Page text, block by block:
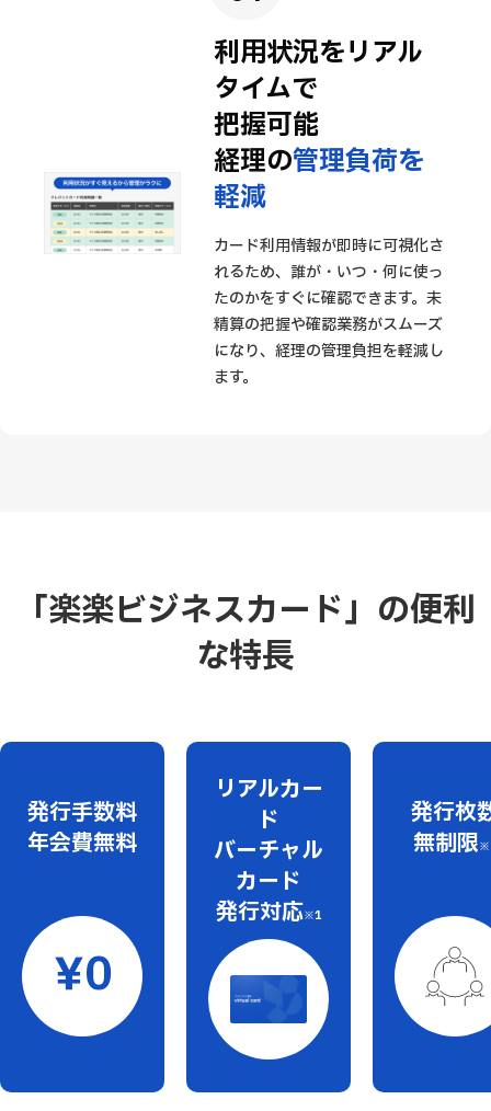
利用状況をリアル
タイムで
把握可能
経理の管理負荷を
軽減
カード利用情報が即時に可視化さ
れるため、誰が・いつ・何に使っ
たのかをすぐに確認できます。未
精算の把握や確認業務がスムーズ
になり、経理の管理負担を軽減し
ます。
「楽楽ビジネスカード」の便利
な特長
発行手数料
年会費無料
￥0
リアルカー
ド
バーチャル
カード
発行対応※1
発行枚
無制限